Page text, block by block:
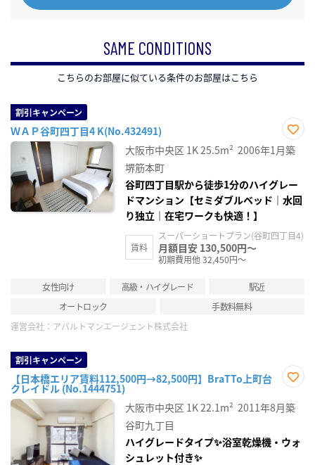
SAME CONDITIONS
こちらのお部屋に似ている条件のお部屋はこちら
割引キャンペーン
ＷＡＰ谷町四丁目4 K(No.432491)
お気
に入
大阪市中央区 1K25.5m² 2006年1月築
堺筋本町
谷町四丁目駅から徒歩1分のハイグレー
ドマンション【セミダブルベッド｜水回
り独立｜在宅ワークも快適！】
賃料
スーパーショートプラン(谷町四丁目4)
月額目安 130,500円～
初期費用他 32,450円～
女性向け 高級・ハイグレード
駅近
オートロック
手数料無料
運営会社： アパルトマンエージェント株式会社
割引キャンペーン
【日本橋エリア賃料112,500円→82,500円】BraTTo上町台
クレイドル (No.1444751)
に入
り登
大阪市中央区 1K22.1m² 2011年8月築
谷町九丁目
ハイグレードタイプ✨浴室乾燥機・ウォ
シュレット付き✨